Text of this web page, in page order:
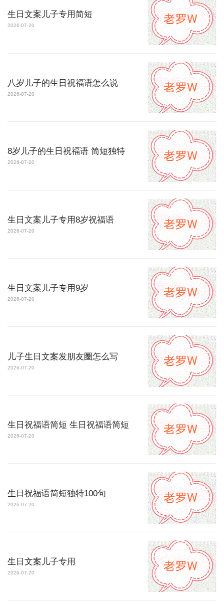
生日文案儿子专用简短
2026-07-20
八岁儿子的生日祝福语怎么说
2026-07-20
8岁儿子的生日祝福语 简短独特
2026-07-20
生日文案儿子专用8岁祝福语
2026-07-20
生日文案儿子专用9岁
2026-07-20
儿子生日文案发朋友圈怎么写
2026-07-20
生日祝福语简短 生日祝福语简短
2026-07-20
生日祝福语简短独特100句
2026-07-20
生日文案儿子专用
2026-07-20